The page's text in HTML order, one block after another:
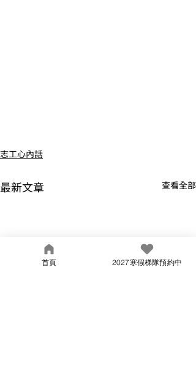
志工心內話
最新文章 查看全部
首頁 2027寒假梯隊預約中